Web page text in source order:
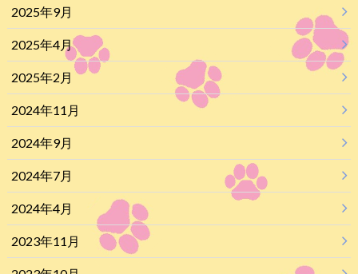
2025年9月
2025年4月
2025年2月
2024年11月
2024年9月
2024年7月
2024年4月
2023年11月